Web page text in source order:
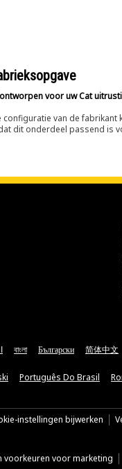
voor uw Cat
configuratie van de
dit onderdeel passend is
বাংলা Български 简体中文
Português Do Brasil
instellingen bijwerken
voorkeuren voor marketing